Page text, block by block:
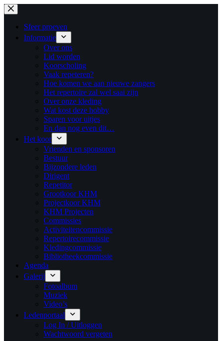
Ga
naar
inhoud
Sfeer proeven
Informatie
Over ons
Lid worden
Koorscholing
Vaak repeteren?
Hoe komen we aan nieuwe zangers
Het repertoire zal wel saai zijn
Over onze kleding
Wat kost deze hobby
Sparen voor uitjes
En dan nog even dit…
Het koor
Vrienden en sponsoren
Bestuur
Bijzondere leden
Dirigent
Repetitor
Grootkoor KHM
Projectkoor KHM
KHM Projecten
Commissies
Activiteitencommissie
Repertoirecommissie
Kledingcommissie
Bibliotheekcommissie
Agenda
Galerij
Fotoalbum
Muziek
Video’s
Ledenportaal
Log In / Uitloggen
Wachtwoord vergeten